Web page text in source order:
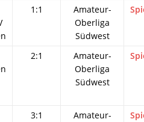
1:1
Amateur-
Oberliga
Südwest
2:1
Amateur-
Oberliga
Südwest
3:1
Amateur-